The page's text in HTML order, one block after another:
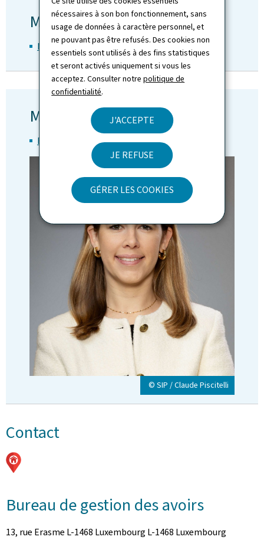
nécessaires à son bon fonctionnement, sans
usage de données à caractère personnel, et
ne pouvant pas être refusés. Des cookies non
essentiels sont utilisés à des fins statistiques
et seront activés uniquement si vous les
acceptez. Consulter notrepolitique de
confidentialité.
J'ACCEPTE
JE REFUSE
GÉRER LES COOKIES
Ministère de tutelle
Ministère de la Justice
Ministre
Elisabeth Margue
© SIP / Claude Piscitelli
Contact
Bureau de gestion des avoirs
ADRESSE
13, rue Erasme L-1468 Luxembourg L-1468 Luxembourg